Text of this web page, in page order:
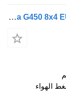
Scania G450 8x4 EURO6 PLATFORMA Z HDS PK76002 EH